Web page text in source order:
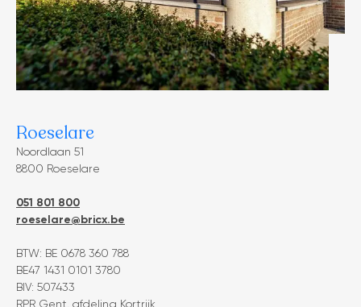
Roeselare
Noordlaan 51
8800 Roeselare
051 801 800
roeselare@bricx.be
BTW: BE 0678 360 788
BE47 1431 0101 3780
BIV: 507433
RPR Gent, afdeling Kortrijk